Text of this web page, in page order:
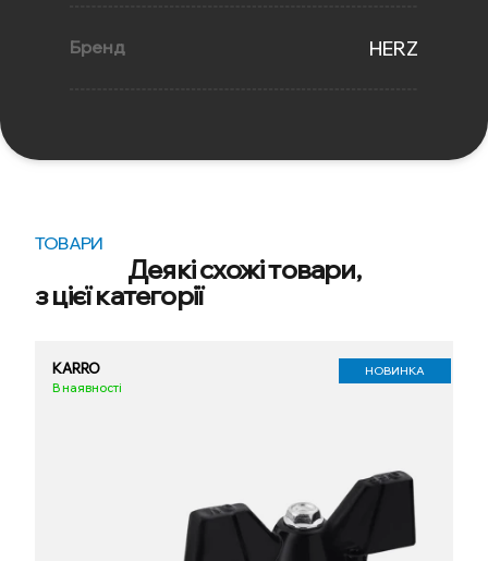
Бренд HERZ
ТОВАРИ
Деякі схожі товари,
з цієї категорії
KARRO
В наявності
НОВИНКА